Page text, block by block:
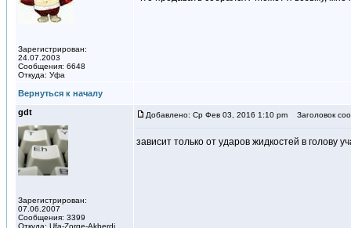
Зарегистрирован:
24.07.2003
Сообщения: 6648
Откуда: Уфа
Вернуться к началу
gdt
Зарегистрирован:
07.06.2007
Сообщения: 3399
Откуда: Ufa-Zorge-Akberdi
Добавлено: Ср Фев 03, 2016 1:10 pm Заголовок
зависит только от ударов жидкостей в голову